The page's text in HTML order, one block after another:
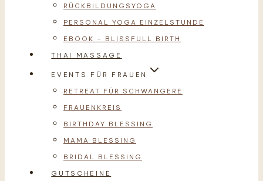
RÜCKBILDUNGSYOGA
PERSONAL YOGA EINZELSTUNDE
EBOOK – BLISSFULL BIRTH
THAI MASSAGE
EVENTS FÜR FRAUEN
RETREAT FÜR SCHWANGERE
FRAUENKREIS
BIRTHDAY BLESSING
MAMA BLESSING
BRIDAL BLESSING
GUTSCHEINE